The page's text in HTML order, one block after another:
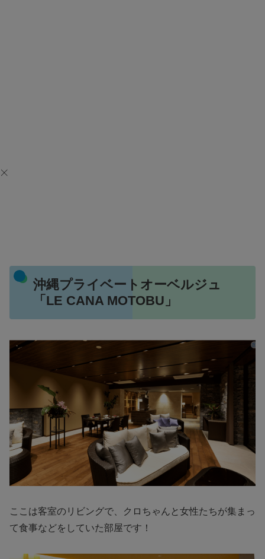
沖縄プライベートオーベルジュ
「LE CANA MOTOBU」
ここは客室のリビングで、クロちゃんと女性たちが集まっ
て食事などをしていた部屋です！